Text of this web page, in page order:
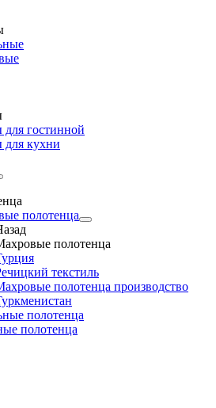
гостинной
кухни
полотенца
полотенца
текстиль
полотенца производство
полотенца
полотенца